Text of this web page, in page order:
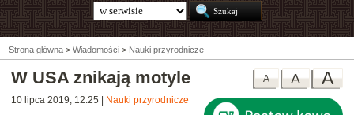
Strona główna > Wiadomości > Nauki przyrodnicze
A
A
A
W USA znikają motyle
10 lipca 2019, 12:25 Nauki przyrodnicze